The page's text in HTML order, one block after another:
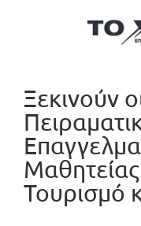
Ξεκινούν
Τουρισμό